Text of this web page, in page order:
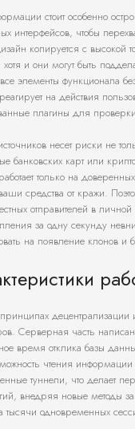
стоит особенно
интерфейсов, чтобы
копируется с
хотя и они могут быть
элементы функционала
на действия
плагины для
несет риски не
банковских карт или
только на
ваши средства от кражи.
отправителей в
за одну секунду
на появление клонов
децентрализации
Серверная часть
время отклика базы
чтения
туннели, что делает
внедряя новые методы
тысячи одновременных